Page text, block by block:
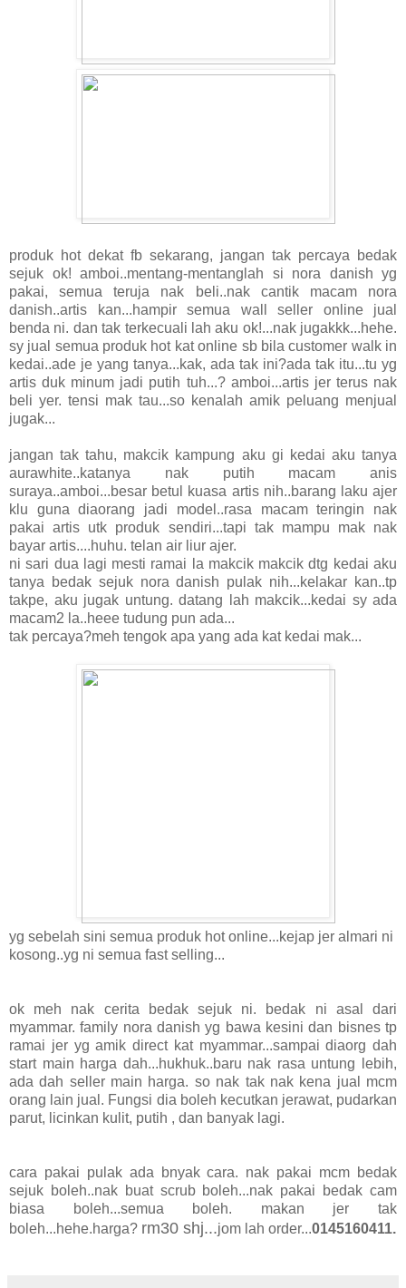
produk hot dekat fb sekarang, jangan tak percaya bedak
sejuk ok! amboi..mentang-mentanglah si nora danish yg
pakai, semua teruja nak beli..nak cantik macam nora
danish..artis kan...hampir semua wall seller online jual
benda ni. dan tak terkecuali lah aku ok!...nak jugakkk...hehe.
sy jual semua produk hot kat online sb bila customer walk in
kedai..ade je yang tanya...kak, ada tak ini?ada tak itu...tu yg
artis duk minum jadi putih tuh...? amboi...artis jer terus nak
beli yer. tensi mak tau...so kenalah amik peluang menjual
jugak...
jangan tak tahu, makcik kampung aku gi kedai aku tanya
aurawhite..katanya nak putih macam anis
suraya..amboi...besar betul kuasa artis nih..barang laku ajer
klu guna diaorang jadi model..rasa macam teringin nak
pakai artis utk produk sendiri...tapi tak mampu mak nak
bayar artis....huhu. telan air liur ajer.
ni sari dua lagi mesti ramai la makcik makcik dtg kedai aku
tanya bedak sejuk nora danish pulak nih...kelakar kan..tp
takpe, aku jugak untung. datang lah makcik...kedai sy ada
macam2 la..heee tudung pun ada...
tak percaya?meh tengok apa yang ada kat kedai mak...
yg sebelah sini semua produk hot online...kejap jer almari ni
kosong..yg ni semua fast selling...
ok meh nak cerita bedak sejuk ni. bedak ni asal dari
myammar. family nora danish yg bawa kesini dan bisnes tp
ramai jer yg amik direct kat myammar...sampai diaorg dah
start main harga dah...hukhuk..baru nak rasa untung lebih,
ada dah seller main harga. so nak tak nak kena jual mcm
orang lain jual. Fungsi dia boleh kecutkan jerawat, pudarkan
parut, licinkan kulit, putih , dan banyak lagi.
cara pakai pulak ada bnyak cara. nak pakai mcm bedak
sejuk boleh..nak buat scrub boleh...nak pakai bedak cam
biasa boleh...semua boleh. makan jer tak
boleh...hehe.harga? rm30 shj...jom lah order...0145160411.